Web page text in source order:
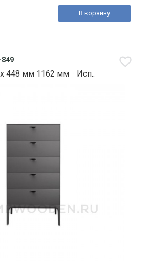
В корзину
448 мм 1162 мм · Исп..